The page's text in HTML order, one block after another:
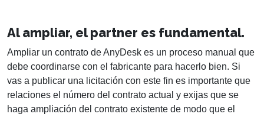
Al ampliar, el partner es fundamental.
Ampliar un contrato de AnyDesk es un proceso manual que
debe coordinarse con el fabricante para hacerlo bien. Si
vas a publicar una licitación con este fin es importante que
relaciones el número del contrato actual y exijas que se
haga ampliación del contrato existente de modo que el